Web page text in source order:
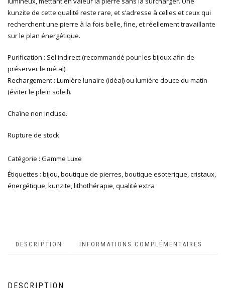
kunzite de cette qualité reste rare, et s’adresse à celles et ceux qui
recherchent une pierre à la fois belle, fine, et réellement travaillante
sur le plan énergétique.
Purification : Sel indirect (recommandé pour les bijoux afin de
préserver le métal).
Rechargement : Lumière lunaire (idéal) ou lumière douce du matin
(éviter le plein soleil).
Chaîne non incluse.
Rupture de stock
Catégorie : Gamme Luxe
Étiquettes : bijou,boutique de pierres,boutique esoterique,cristaux,
énergétique,kunzite,lithothérapie,qualité extra
DESCRIPTION INFORMATIONS COMPLÉMENTAIRES
DESCRIPTION